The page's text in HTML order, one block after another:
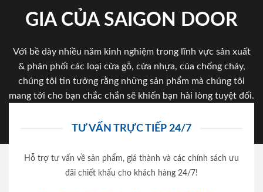
GIA CỦA SAIGON DOOR
Với bề dày nhiều năm kinh nghiệm trong lĩnh vực sản xuất
& phân phối các loại cửa gỗ, cửa nhựa, của chống cháy,
chúng tôi tin tưởng rằng những sản phẩm mà chúng tôi
mang tới cho bạn chắc chắn sẽ khiến bạn hài lòng tuyệt đối.
TƯ VẤN TRỰC TIẾP 24/7
Hỗ trợ tư vấn về sản phẩm, giá thành và các chính sách ưu
đãi chiết khấu cho khách hàng 24/7!